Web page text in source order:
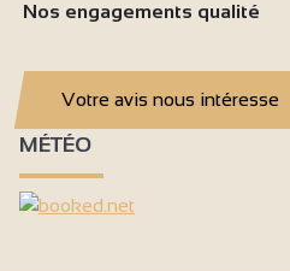
Nos engagements qualité
Votre avis nous intéresse
MÉTÉO